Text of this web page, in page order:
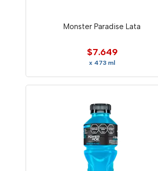
Monster Paradise Lata
$7.649
x 473 ml